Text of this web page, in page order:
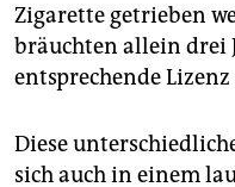
Zigarette getrieben
bräuchten allein drei
entsprechende
Diese
sich auch in einem